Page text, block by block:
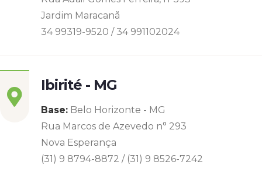
Jardim Maracanã
34 99319-9520 / 34 991102024
Ibirité - MG
Base: Belo Horizonte - MG
Rua Marcos de Azevedo n° 293
Nova Esperança
(31) 9 8794-8872 / (31) 9 8526-7242